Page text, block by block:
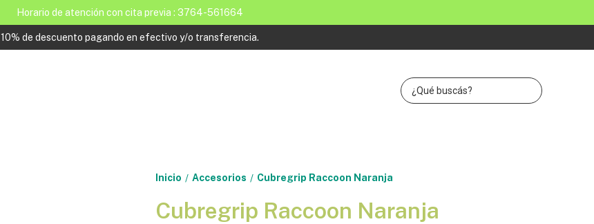
Horario de atención con cita previa : 3764-561664
10% de descuento pagando en efectivo y/o transferencia.
Inicio / Accesorios / Cubregrip Raccoon Naranja
Cubregrip Raccoon Naranja